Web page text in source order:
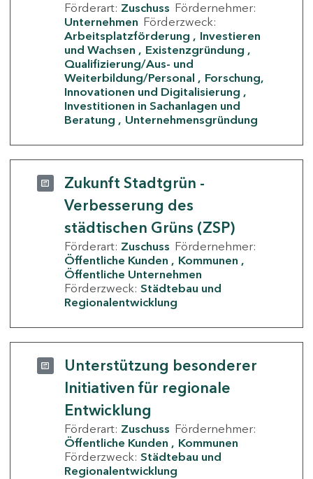
Förderart: Zuschuss Fördernehmer:
Unternehmen Förderzweck:
Arbeitsplatzförderung
Investieren
und Wachsen
Existenzgründung
Qualifizierung/Aus- und
Weiterbildung/Personal
Forschung,
Innovationen und Digitalisierung
Investitionen in Sachanlagen und
Beratung
Unternehmensgründung
Zukunft Stadtgrün -
Verbesserung des
städtischen Grüns (ZSP)
Förderart: Zuschuss Fördernehmer:
Öffentliche Kunden
Kommunen
Öffentliche Unternehmen
Förderzweck: Städtebau und
Regionalentwicklung
Unterstützung besonderer
Initiativen für regionale
Entwicklung
Förderart: Zuschuss Fördernehmer:
Öffentliche Kunden
Kommunen
Förderzweck: Städtebau und
Regionalentwicklung